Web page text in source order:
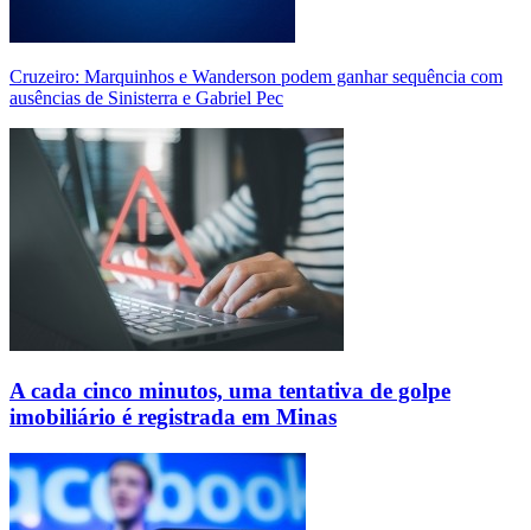
Cruzeiro: Marquinhos e Wanderson podem ganhar sequência com
ausências de Sinisterra e Gabriel Pec
A cada cinco minutos, uma tentativa de golpe
imobiliário é registrada em Minas